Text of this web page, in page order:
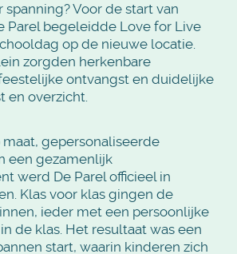
Voor de start van
Parel begeleidde Love for Live
op de nieuwe locatie.
zorgden herkenbare
ontvangst en duidelijke
en overzicht.
gepersonaliseerde
een gezamenlijk
werd De Parel officieel in
Klas voor klas gingen de
ieder met een persoonlijke
de klas. Het resultaat was een
start, waarin kinderen zich